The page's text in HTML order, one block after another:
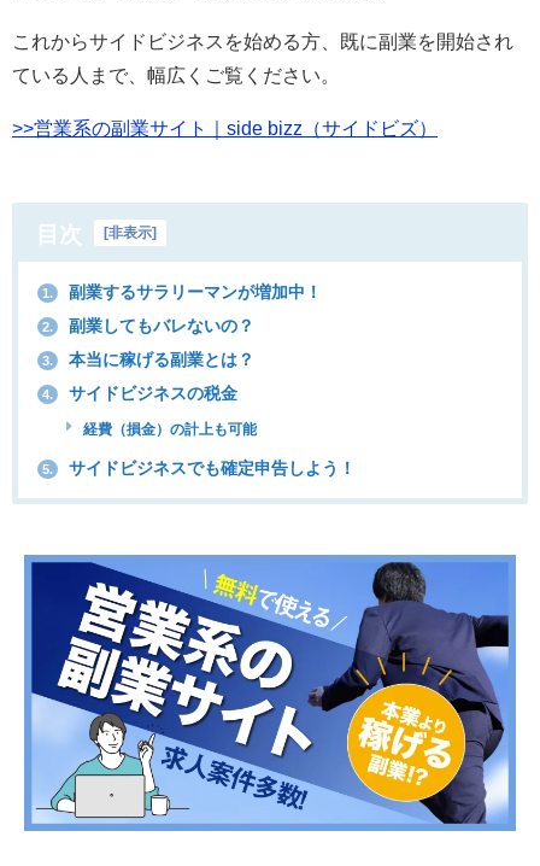
これからサイドビジネスを始める方、既に副業を開始され
ている人まで、幅広くご覧ください。
>>営業系の副業サイト｜side bizz（サイドビズ）
目次 非表示
1. 副業するサラリーマンが増加中！
2. 副業してもバレないの？
3. 本当に稼げる副業とは？
4. サイドビジネスの税金
経費（損金）の計上も可能
5. サイドビジネスでも確定申告しよう！